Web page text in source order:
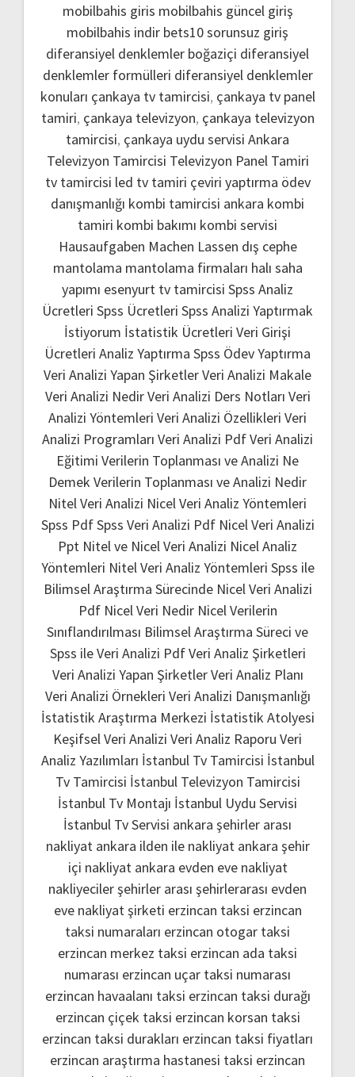
mobilbahis giris mobilbahis güncel giriş
mobilbahis indir bets10 sorunsuz giriş
diferansiyel denklemler boğaziçi diferansiyel
denklemler formülleri diferansiyel denklemler
konuları çankaya tv tamircisi, çankaya tv panel
tamiri, çankaya televizyon, çankaya televizyon
tamircisi, çankaya uydu servisi Ankara
Televizyon Tamircisi Televizyon Panel Tamiri
tv tamircisi led tv tamiri çeviri yaptırma ödev
danışmanlığı kombi tamircisi ankara kombi
tamiri kombi bakımı kombi servisi
Hausaufgaben Machen Lassen dış cephe
mantolama mantolama firmaları halı saha
yapımı esenyurt tv tamircisi Spss Analiz
Ücretleri Spss Ücretleri Spss Analizi Yaptırmak
İstiyorum İstatistik Ücretleri Veri Girişi
Ücretleri Analiz Yaptırma Spss Ödev Yaptırma
Veri Analizi Yapan ŞirketlerVeri Analizi Makale
Veri Analizi NedirVeri Analizi Ders Notları Veri
Analizi Yöntemleri Veri Analizi Özellikleri Veri
Analizi Programları Veri Analizi PdfVeri Analizi
Eğitimi Verilerin Toplanması ve Analizi Ne
Demek Verilerin Toplanması ve Analizi Nedir
Nitel Veri Analizi Nicel Veri Analiz Yöntemleri
Spss PdfSpss Veri Analizi Pdf Nicel Veri Analizi
Ppt Nitel ve Nicel Veri Analizi Nicel Analiz
Yöntemleri Nitel Veri Analiz Yöntemleri Spss ile
Bilimsel Araştırma Sürecinde Nicel Veri Analizi
Pdf Nicel Veri Nedir Nicel Verilerin
Sınıflandırılması Bilimsel Araştırma Süreci ve
Spss ile Veri Analizi PdfVeri Analiz Şirketleri
Veri Analizi Yapan ŞirketlerVeri Analiz Planı
Veri Analizi Örnekleri Veri Analizi Danışmanlığı
İstatistik Araştırma Merkezi İstatistik Atolyesi
Keşifsel Veri Analizi Veri Analiz Raporu Veri
Analiz Yazılımları İstanbul Tv Tamircisi İstanbul
Tv Tamircisi İstanbul Televizyon Tamircisi
İstanbul Tv Montajı İstanbul Uydu Servisi
İstanbul Tv Servisi ankara şehirler arası
nakliyat ankara ilden ile nakliyat ankara şehir
içi nakliyat ankara evden eve nakliyat
nakliyeciler şehirler arası şehirlerarası evden
eve nakliyat şirketi erzincan taksi erzincan
taksi numaraları erzincan otogar taksi
erzincan merkez taksi erzincan ada taksi
numarası erzincan uçar taksi numarası
erzincan havaalanı taksi erzincan taksi durağı
erzincan çiçek taksi erzincan korsan taksi
erzincan taksi durakları erzincan taksi fiyatları
erzincan araştırma hastanesi taksi erzincan